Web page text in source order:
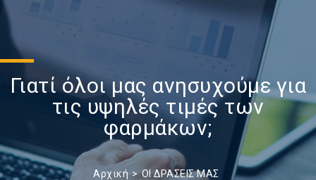
Γιατί όλοι μας ανησυχούμε για
τις υψηλές τιμές των
φαρμάκων;
Αρχική ΟΙ ΔΡΑΣΕΙΣ ΜΑΣ